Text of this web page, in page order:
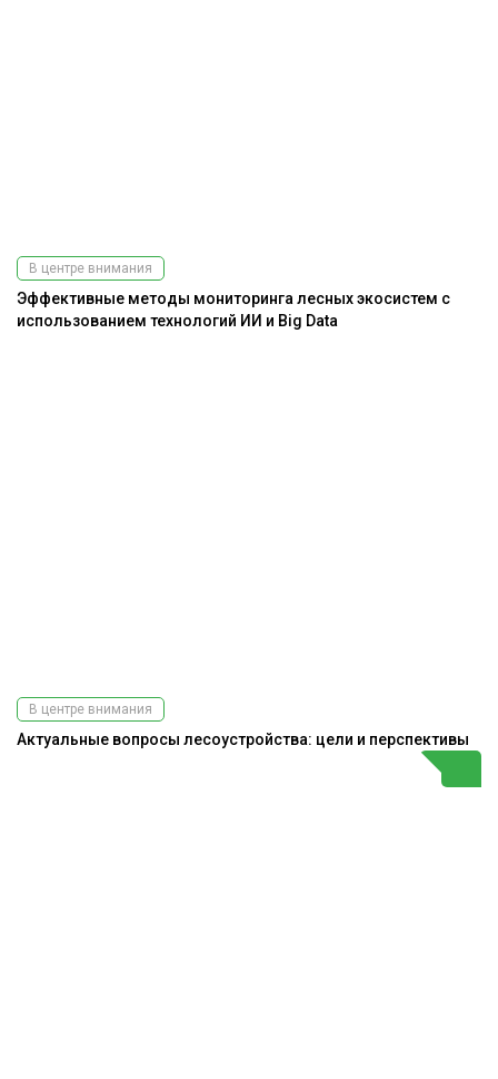
В центре внимания
Эффективные методы мониторинга лесных экосистем с
использованием технологий ИИ и Big Data
В центре внимания
Актуальные вопросы лесоустройства: цели и перспективы